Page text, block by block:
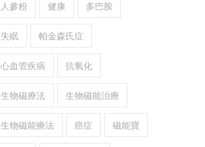
人參粉 健康 多巴胺
失眠 帕金森氏症
心血管疾病 抗氧化
生物磁療法 生物磁能治療
生物磁能療法 癌症 磁能寶